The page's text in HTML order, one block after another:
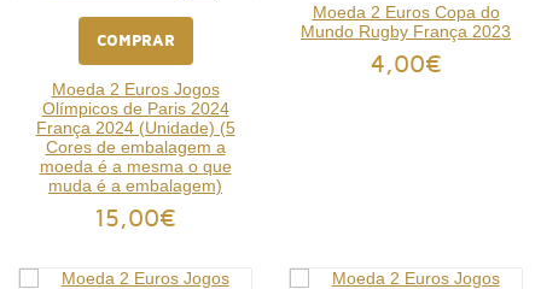
COMPRAR
Moeda 2 Euros Jogos
Olímpicos de Paris 2024
França 2024 (Unidade) (5
Cores de embalagem a
moeda é a mesma o que
muda é a embalagem)
15,00€
Moeda 2 Euros Copa do
Mundo Rugby França 2023
4,00€